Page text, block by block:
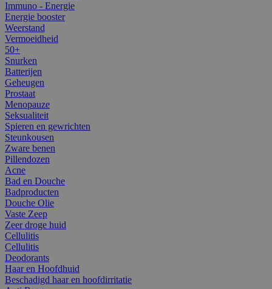
Immuno - Energie
Energie booster
Weerstand
Vermoeidheid
50+
Snurken
Batterijen
Geheugen
Prostaat
Menopauze
Seksualiteit
Spieren en gewrichten
Steunkousen
Zware benen
Pillendozen
Acne
Bad en Douche
Badproducten
Douche Olie
Vaste Zeep
Zeer droge huid
Cellulitis
Cellulitis
Deodorants
Haar en Hoofdhuid
Beschadigd haar en hoofdirritatie